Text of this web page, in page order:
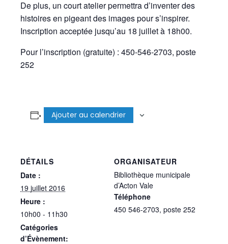
De plus, un court atelier permettra d’inventer des
histoires en pigeant des images pour s’inspirer.
Inscription acceptée jusqu’au 18 juillet à 18h00.
Pour l’inscription (gratuite) : 450-546-2703, poste
252
Ajouter au calendrier
DÉTAILS
Date :
19 juillet 2016
Heure :
10h00 - 11h30
Catégories
d’Évènement:
ORGANISATEUR
Bibliothèque municipale
d’Acton Vale
Téléphone
450 546-2703, poste 252